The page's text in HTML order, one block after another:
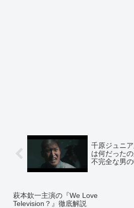
千原ジュニ
は何だった
不完全な男
萩本欽一主演の『We Love
Television？』徹底解説